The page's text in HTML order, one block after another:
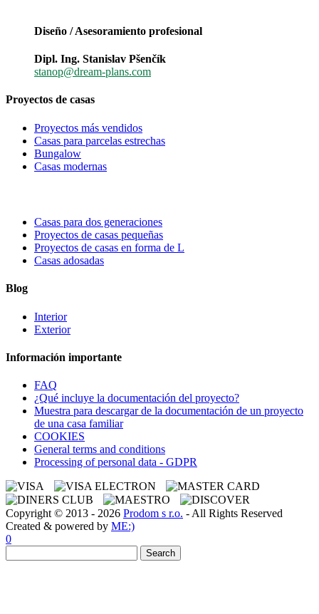
Diseño / Asesoramiento profesional
Dipl. Ing. Stanislav Pšenčík
stanop@dream-plans.com
Proyectos de casas
Proyectos más vendidos
Casas para parcelas estrechas
Bungalow
Casas modernas
Casas para dos generaciones
Proyectos de casas pequeñas
Proyectos de casas en forma de L
Casas adosadas
Blog
Interior
Exterior
Información importante
FAQ
¿Qué incluye la documentación del proyecto?
Muestra para descargar de la documentación de un proyecto
de una casa familiar
COOKIES
General terms and conditions
Processing of personal data - GDPR
Copyright © 2013 - 2026 Prodom s r.o. - All Rights Reserved
Created & powered by ME:)
0